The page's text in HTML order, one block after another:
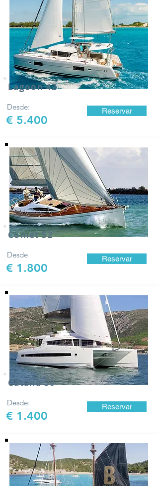
Lagoon 42
Desde:
€ 5.400
Reservar
Comet 52
Desde
€ 1.800
Reservar
Catana 50
Desde:
€ 1.400
Reservar